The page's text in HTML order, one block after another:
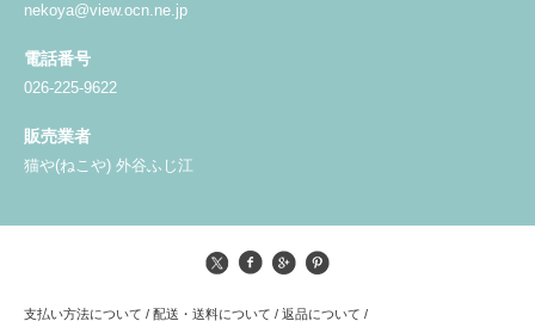
nekoya@view.ocn.ne.jp
電話番号
026-225-9622
販売業者
猫や(ねこや) 外谷ふじ江
支払い方法について / 配送・送料について / 返品について /